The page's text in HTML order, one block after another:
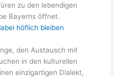
zu den lebendigen
Bayerns öffnet.
höflich bleiben
den Austausch mit
in den kulturellen
einzigartigen Dialekt,